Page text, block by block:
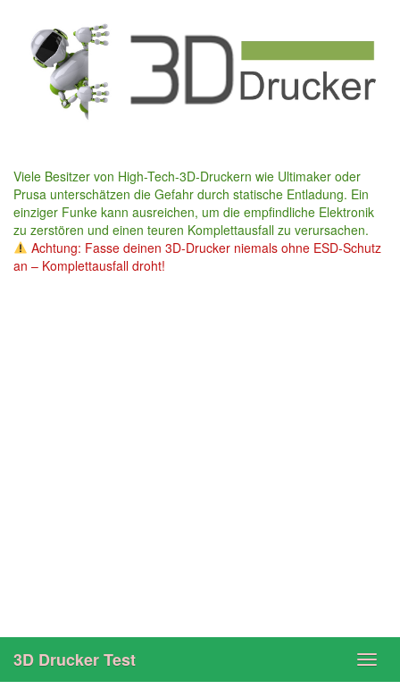
content
Viele Besitzer von High-Tech-3D-Druckern wie Ultimaker oder
Prusa unterschätzen die Gefahr durch statische Entladung. Ein
einziger Funke kann ausreichen, um die empfindliche Elektronik
zu zerstören und einen teuren Komplettausfall zu verursachen.
Achtung: Fasse deinen 3D-Drucker niemals ohne ESD-Schutz
an – Komplettausfall droht!
3D Drucker Test